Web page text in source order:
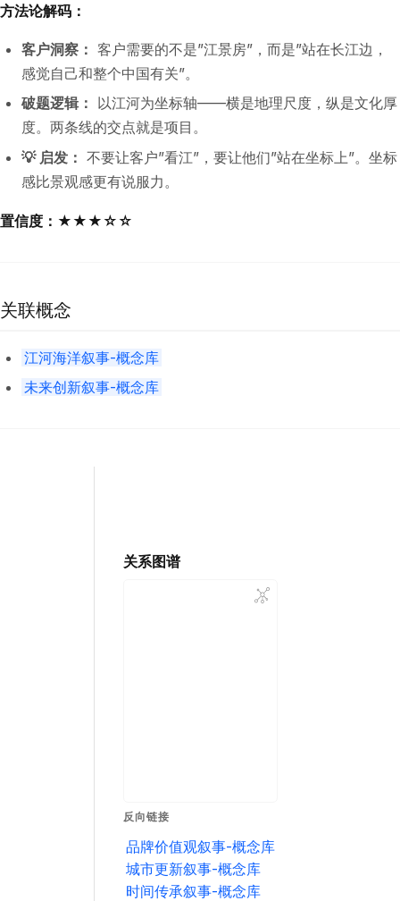
方法论解码：
客户洞察： 客户需要的不是”江景房”，而是”站在长江边，
感觉自己和整个中国有关”。
破题逻辑： 以江河为坐标轴——横是地理尺度，纵是文化厚
度。两条线的交点就是项目。
💡 启发： 不要让客户”看江”，要让他们”站在坐标上”。坐标
感比景观感更有说服力。
置信度：★★★☆☆
关联概念
江河海洋叙事-概念库
未来创新叙事-概念库
关系图谱
反向链接
品牌价值观叙事-概念库
城市更新叙事-概念库
时间传承叙事-概念库